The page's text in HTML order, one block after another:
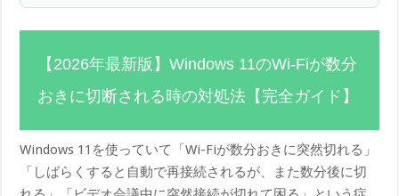
【2026年最新版】Windows 11のWi-Fiが数分
おきに切断される時の対処法【完全ガイド】
Windows 11を使っていて「Wi-Fiが数分おきに突然切れる」
「しばらくすると自動で再接続されるが、また数分後に切